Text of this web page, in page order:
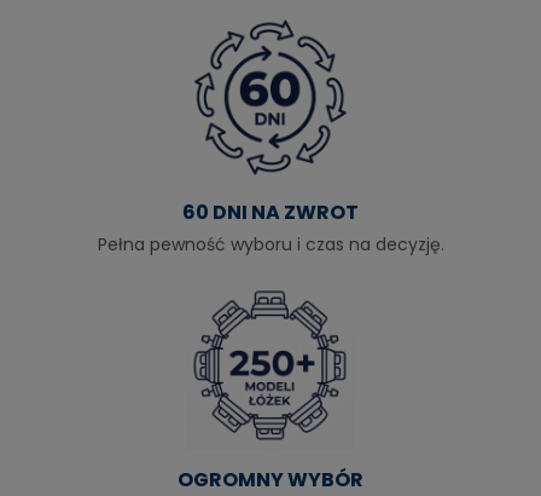
60 DNI NA ZWROT
Pełna pewność wyboru i czas na decyzję.
OGROMNY WYBÓR